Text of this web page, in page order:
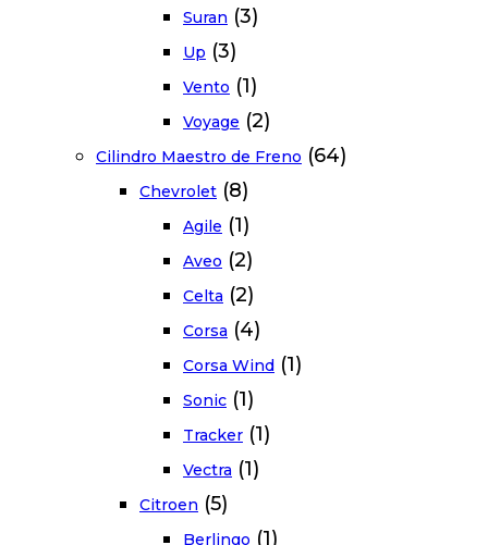
Suran (3)
Up (3)
Vento (1)
Voyage (2)
Cilindro Maestro de Freno (64)
Chevrolet (8)
Agile (1)
Aveo (2)
Celta (2)
Corsa (4)
Corsa Wind (1)
Sonic (1)
Tracker (1)
Vectra (1)
Citroen (5)
Berlingo (1)